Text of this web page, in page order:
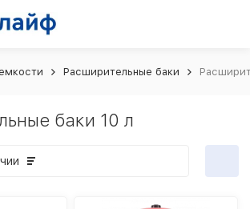
Расширительные баки
баки 10 л